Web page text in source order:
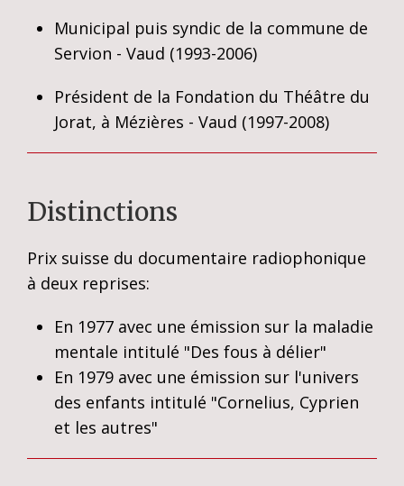
Municipal puis syndic de la commune de
Servion - Vaud (1993-2006)
Président de la Fondation du Théâtre du
Jorat, à Mézières - Vaud (1997-2008)
Distinctions
Prix suisse du documentaire radiophonique
à deux reprises:
En 1977 avec une émission sur la maladie
mentale intitulé "Des fous à délier"
En 1979 avec une émission sur l'univers
des enfants intitulé "Cornelius, Cyprien
et les autres"